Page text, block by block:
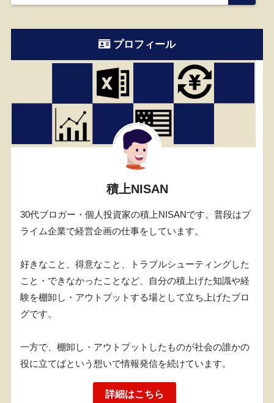
プロフィール
積上NISAN
30代ブロガー・個人投資家の積上NISANです。普段はプ
ライム企業で経営企画の仕事をしています。
好きなこと、得意なこと、トラブルシューティングした
こと・できなかったことなど、自分の積上げた知識や経
験を棚卸し・アウトプットする場として立ち上げたブロ
グです。
一方で、棚卸し・アウトプットしたものが社会の誰かの
役に立てばという想いで情報発信を続けています。
詳細はこちら